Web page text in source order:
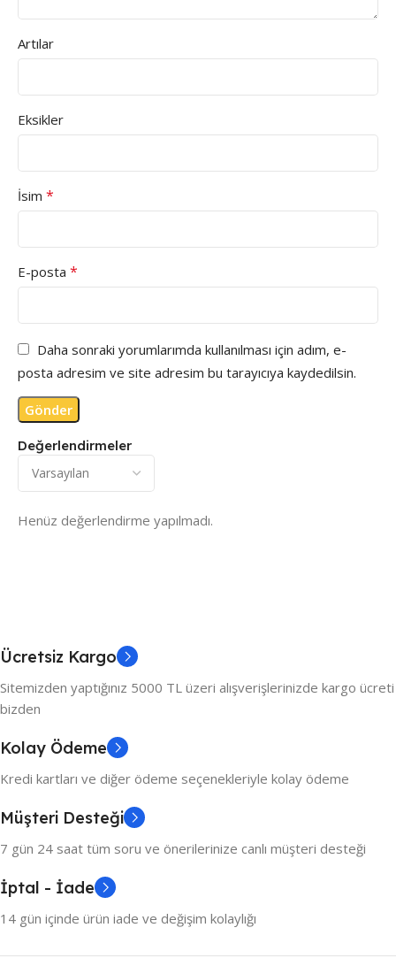
Değerlendirmeler
Henüz değerlendirme yapılmadı.
Artılar
Eksikler
İsim *
E-posta *
Daha sonraki yorumlarımda kullanılması için adım, e-
posta adresim ve site adresim bu tarayıcıya kaydedilsin.
Ücretsiz Kargo
Sitemizden yaptığınız 5000 TL üzeri alışverişlerinizde kargo ücreti
bizden
Kolay Ödeme
Kredi kartları ve diğer ödeme seçenekleriyle kolay ödeme
Müşteri Desteği
7 gün 24 saat tüm soru ve önerilerinize canlı müşteri desteği
İptal - İade
14 gün içinde ürün iade ve değişim kolaylığı